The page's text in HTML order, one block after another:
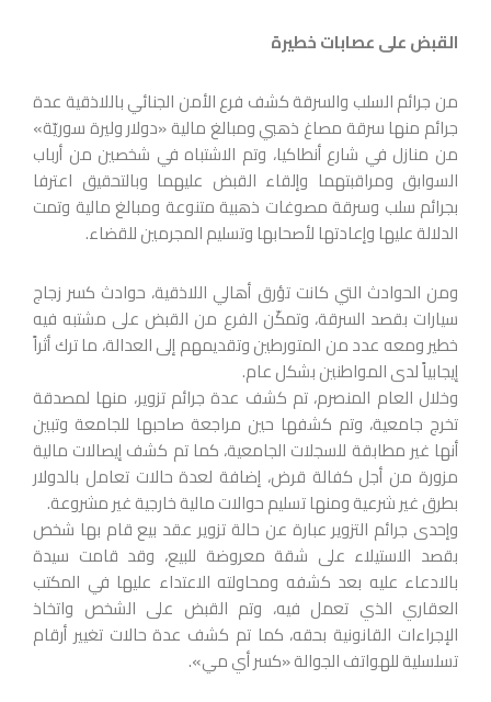
القبض على عصابات خطيرة
من جرائم السلب والسرقة كشف فرع الأمن الجنائي باللاذقية عدة
جرائم منها سرقة مصاغ ذهبي ومبالغ مالية «دولار وليرة سوريّة»
من منازل في شارع أنطاكيا، وتم الاشتباه في شخصين من أرباب
السوابق ومراقبتهما وإلقاء القبض عليهما وبالتحقيق اعترفا
بجرائم سلب وسرقة مصوغات ذهبية متنوعة ومبالغ مالية وتمت
الدلالة عليها وإعادتها لأصحابها وتسليم المجرمين للقضاء.
ومن الحوادث التي كانت تؤرق أهالي اللاذقية، حوادث كسر زجاج
سيارات بقصد السرقة، وتمكّن الفرع من القبض على مشتبه فيه
خطير ومعه عدد من المتورطين وتقديمهم إلى العدالة، ما ترك أثراً
إيجابياً لدى المواطنين بشكل عام.
وخلال العام المنصرم، تم كشف عدة جرائم تزوير، منها لمصدقة
تخرج جامعية، وتم كشفها حين مراجعة صاحبها للجامعة وتبين
أنها غير مطابقة للسجلات الجامعية، كما تم كشف إيصالات مالية
مزورة من أجل كفالة قرض، إضافة لعدة حالات تعامل بالدولار
بطرق غير شرعية ومنها تسليم حوالات مالية خارجية غير مشروعة.
وإحدى جرائم التزوير عبارة عن حالة تزوير عقد بيع قام بها شخص
بقصد الاستيلاء على شقة معروضة للبيع، وقد قامت سيدة
بالادعاء عليه بعد كشفه ومحاولته الاعتداء عليها في المكتب
العقاري الذي تعمل فيه، وتم القبض على الشخص واتخاذ
الإجراءات القانونية بحقه، كما تم كشف عدة حالات تغيير أرقام
تسلسلية للهواتف الجوالة «كسر أي مي».